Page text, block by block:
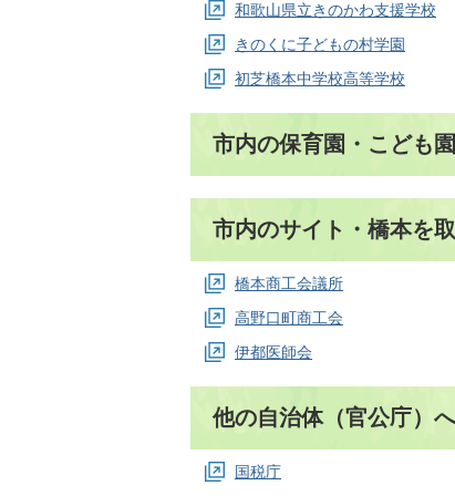
和歌山県立きのかわ支援学校
きのくに子どもの村学園
初芝橋本中学校高等学校
市内の保育園・こども
市内のサイト・橋本を
橋本商工会議所
高野口町商工会
伊都医師会
他の自治体（官公庁）
国税庁